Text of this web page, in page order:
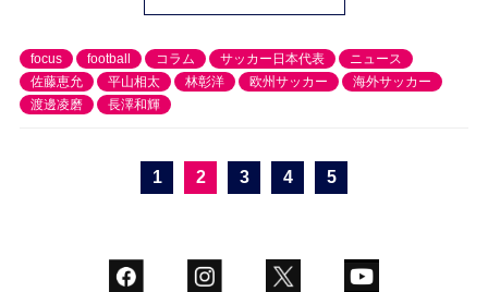
focus football コラム サッカー日本代表
ニュース
佐藤恵允
平山相太 林彰洋 欧州サッカー
海外サッカー
渡邊凌磨
長澤和輝
1 2 3 4 5